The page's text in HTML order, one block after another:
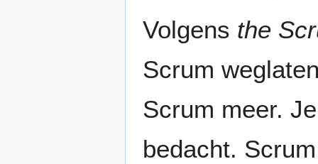
Volgens the
Scrum
Scrum meer.
bedacht.